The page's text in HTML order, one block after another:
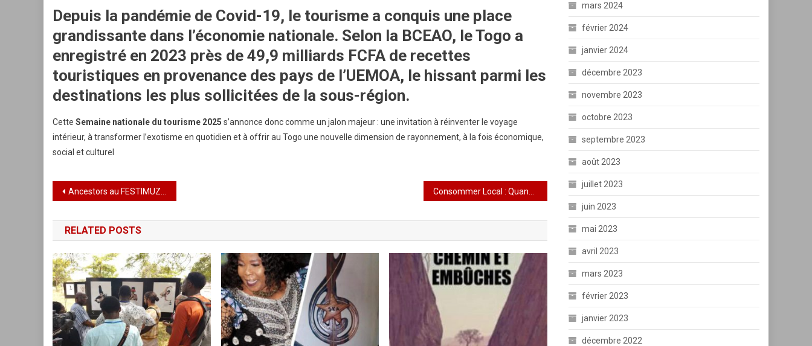
Depuis la pandémie de Covid-19, le tourisme a conquis une place
grandissante dans l’économie nationale. Selon la BCEAO, le Togo a
enregistré en 2023 près de 49,9 milliards FCFA de recettes
touristiques en provenance des pays de l’UEMOA, le hissant parmi les
destinations les plus sollicitées de la sous-région.
Cette Semaine nationale du tourisme 2025 s’annonce donc comme un jalon majeur : une invitation à réinventer le voyage
intérieur, à transformer l’exotisme en quotidien et à offrir au Togo une nouvelle dimension de rayonnement, à la fois économique,
social et culturel
Navigation
de
l’article
Ancestors au FESTIMUZ 6 : Quand les Racines Résonnent et Élèvent l’Âme Consommer Local : Quand le Togo Coud son Développement avec les Fils de l’Endogène
RELATED POSTS
mars 2024
février 2024
janvier 2024
décembre 2023
novembre 2023
octobre 2023
septembre 2023
août 2023
juillet 2023
juin 2023
mai 2023
avril 2023
mars 2023
février 2023
janvier 2023
décembre 2022